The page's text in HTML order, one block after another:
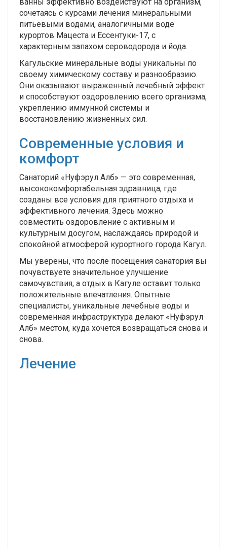
сочетаясь с курсами лечения минеральными
питьевыми водами, аналогичными воде
курортов Мацеста и Ессентуки-17, с
характерным запахом сероводорода и йода.
Кагульские минеральные воды уникальны по
своему химическому составу и разнообразию.
Они оказывают выраженный лечебный эффект
и способствуют оздоровлению всего организма,
укреплению иммунной системы и
восстановлению жизненных сил.
Современные условия и
комфорт
Санаторий «Нуфэрул Алб» — это современная,
высококомфортабельная здравница, где
созданы все условия для приятного отдыха и
эффективного лечения. Здесь можно
совместить оздоровление с активным и
культурным досугом, наслаждаясь природой и
спокойной атмосферой курортного города Кагул.
Мы уверены, что после посещения санатория вы
почувствуете значительное улучшение
самочувствия, а отдых в Кагуле оставит только
положительные впечатления. Опытные
специалисты, уникальные лечебные воды и
современная инфраструктура делают «Нуфэрул
Алб» местом, куда хочется возвращаться снова и
снова.
Лечение